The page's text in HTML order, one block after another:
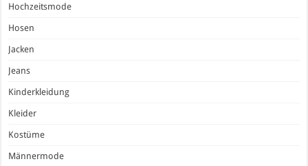
Hochzeitsmode
Hosen
Jacken
Jeans
Kinderkleidung
Kleider
Kostüme
Männermode